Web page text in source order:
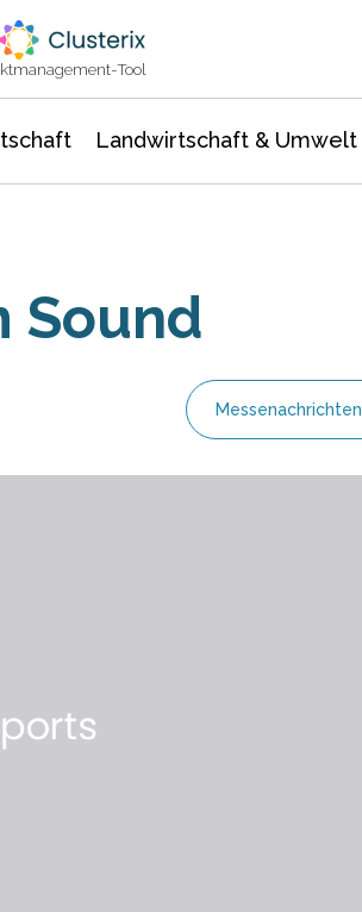
Tool
Landwirtschaft & Umwelt
Sound
Messenachrichten